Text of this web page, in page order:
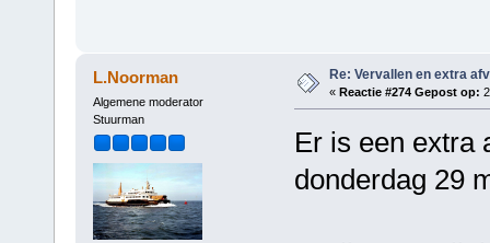
L.Noorman
Algemene moderator
Stuurman
Re: Vervallen en extra
« Reactie #274 Gepost op:
Er is een extra
donderdag 29